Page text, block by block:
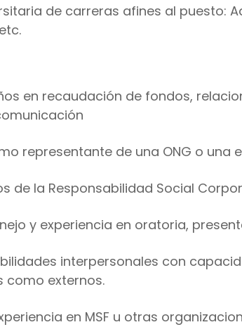
de carreras afines al puesto:
en recaudación de fondos,
representante de una ONG o una
de la Responsabilidad Social
y experiencia en oratoria,
interpersonales con
como externos.
en MSF u otras